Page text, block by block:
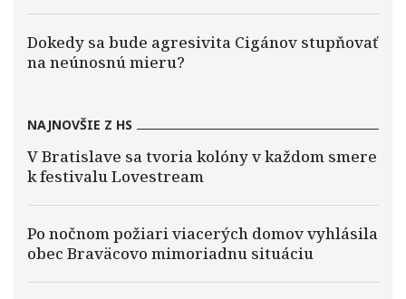
Dokedy sa bude agresivita Cigánov stupňovať
na neúnosnú mieru?
NAJNOVŠIE Z HS
V Bratislave sa tvoria kolóny v každom smere
k festivalu Lovestream
Po nočnom požiari viacerých domov vyhlásila
obec Braväcovo mimoriadnu situáciu